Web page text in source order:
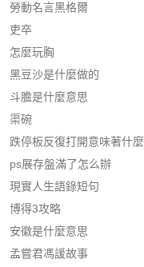
勞動名言黑格爾
吏卒
怎麼玩胸
黑豆沙是什麼做的
斗膽是什麼意思
渠碗
跌停板反復打開意味著什麼
ps展存盤滿了怎么辦
現實人生語錄短句
博得3攻略
安徽是什麼意思
孟嘗君馮諼故事